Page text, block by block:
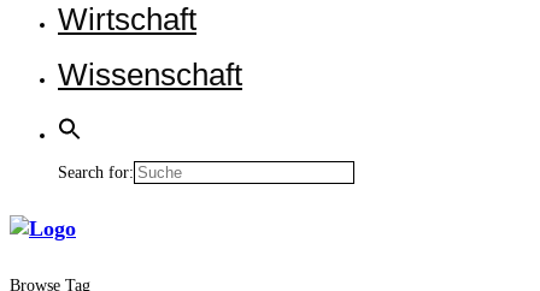
Wirt­schaft
Wis­sen­schaft
Search for:
Browse Tag